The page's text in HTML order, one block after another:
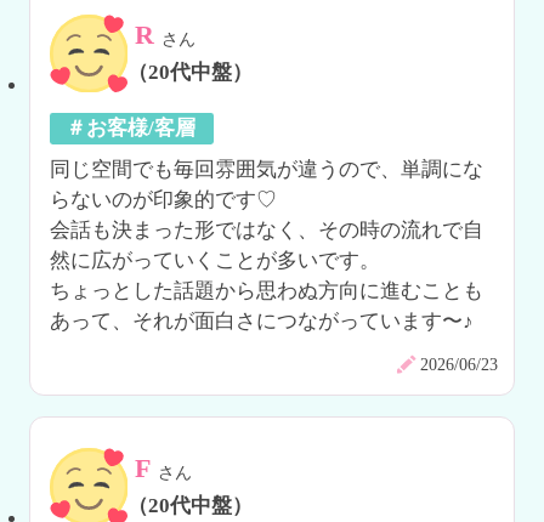
R さん
（20代中盤）
＃お客様/客層
同じ空間でも毎回雰囲気が違うので、単調にな
らないのが印象的です♡
会話も決まった形ではなく、その時の流れで自
然に広がっていくことが多いです。
ちょっとした話題から思わぬ方向に進むことも
あって、それが面白さにつながっています〜♪
2026/06/23
F さん
（20代中盤）